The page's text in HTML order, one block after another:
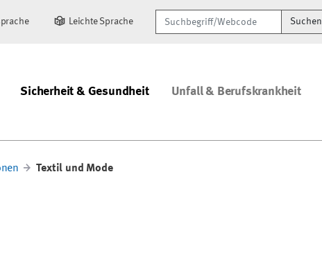
Leichte Sprache Suchbegriff/Webcode Suchen
Sicherheit & Gesundheit Unfall & Berufskrankheit
Textil und Mode